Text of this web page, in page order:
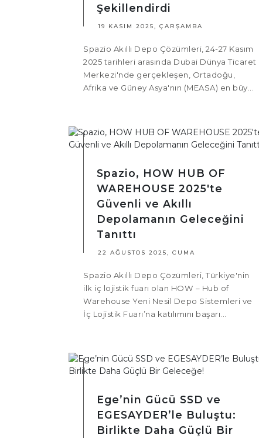
Şekillendirdi
19 KASIM 2025, ÇARŞAMBA
Spazio Akıllı Depo Çözümleri, 24-27 Kasım
2025 tarihleri arasında Dubai Dünya Ticaret
Merkezi'nde gerçekleşen, Ortadoğu,
Afrika ve Güney Asya'nın (MEASA) en büy...
Spazio, HOW HUB OF
WAREHOUSE 2025'te
Güvenli ve Akıllı
Depolamanın Geleceğini
Tanıttı
22 AĞUSTOS 2025, CUMA
Spazio Akıllı Depo Çözümleri, Türkiye'nin
ilk iç lojistik fuarı olan HOW – Hub of
Warehouse Yeni Nesil Depo Sistemleri ve
İç Lojistik Fuarı’na katılımını başarı...
Ege’nin Gücü SSD ve
EGESAYDER’le Buluştu:
Birlikte Daha Güçlü Bir